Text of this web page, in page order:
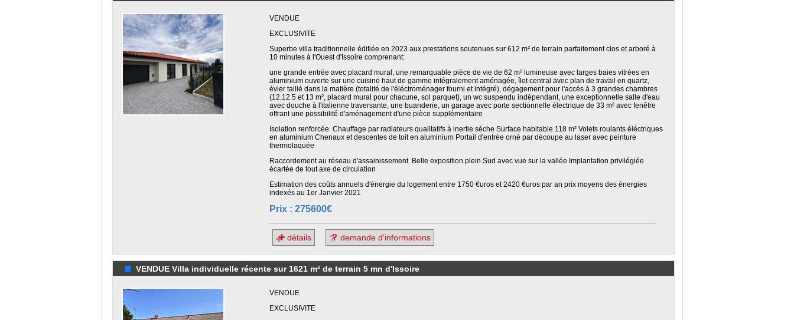
VENDUE
EXCLUSIVITE
Superbe villa traditionnelle édifiée en 2023 aux prestations soutenues sur 612 m² de terrain parfaitement clos et arboré à
10 minutes à l'Ouest d'Issoire comprenant:
une grande entrée avec placard mural, une remarquable pièce de vie de 62 m² lumineuse avec larges baies vitrées en
aluminium ouverte sur une cuisine haut de gamme intégralement aménagée, îlot central avec plan de travail en quartz,
évier taillé dans la matière (totalité de l'éléctroménager fourni et intégré), dégagement pour l'accés à 3 grandes chambres
(12,12.5 et 13 m², placard mural pour chacune, sol parquet), un wc suspendu indépendant, une exceptionnelle salle d'eau
avec douche à l'italienne traversante, une buanderie, un garage avec porte sectionnelle électrique de 33 m² avec fenêtre
offrant une possibilité d'aménagement d'une pièce supplémentaire
Isolation renforcée Chauffage par radiateurs qualitatifs à inertie séche Surface habitable 118 m² Volets roulants éléctriques
en aluminium Chenaux et descentes de toit en aluminium Portail d'entrée orné par découpe au laser avec peinture
thermolaquée
Raccordement au réseau d'assainissement Belle exposition plein Sud avec vue sur la vallée Implantation privilégiée
écartée de tout axe de circulation
Estimation des coûts annuels d'énergie du logement entre 1750 €uros et 2420 €uros par an prix moyens des énergies
indexés au 1er Janvier 2021
Prix : 275600€
détails demande d'informations
VENDUE Villa individuelle récente sur 1621 m² de terrain 5 mn d'Issoire
VENDUE
EXCLUSIVITE